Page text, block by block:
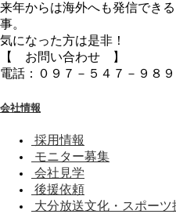
来年からは海外へも発信でき
事。
気になった方は是非！
【 お問い合わせ 】
電話：０９７－５４７－９８９
会社情報
採用情報
モニター募集
会社見学
後援依頼
大分放送文化・スポーツ